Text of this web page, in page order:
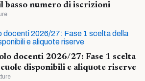
basso numero di iscrizioni
docenti 2026/27: Fase 1 scelta
disponibili e aliquote riserve